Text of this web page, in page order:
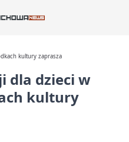
kultury zaprasza
dla dzieci w
kultury